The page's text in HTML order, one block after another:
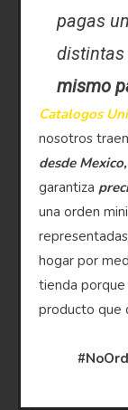
pagas
mismo
Catalogos
nosotros
desde
garantiza
una orden
hogar por
tienda
producto que